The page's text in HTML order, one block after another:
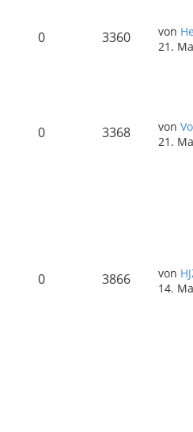
0 3360 von
21.
0 3368 von
21.
0 3866 von
14.